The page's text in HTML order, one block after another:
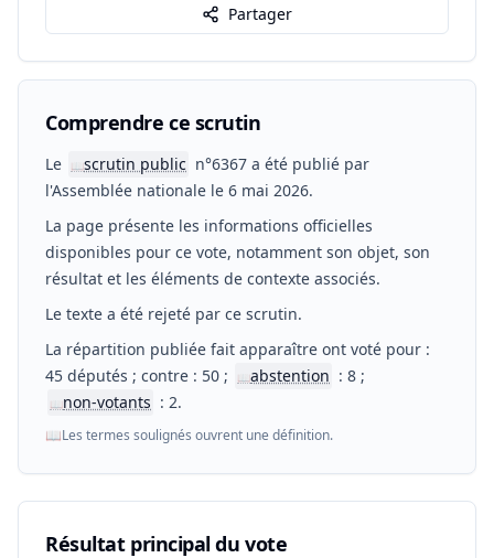
Partager
Comprendre ce scrutin
Le 📖scrutin public n°6367 a été publié par
l'Assemblée nationale le 6 mai 2026.
La page présente les informations officielles
disponibles pour ce vote, notamment son objet, son
résultat et les éléments de contexte associés.
Le texte a été rejeté par ce scrutin.
La répartition publiée fait apparaître ont voté pour :
45 députés ; contre : 50 ;
📖abstention : 8 ;
📖non-votants : 2.
📖Les termes soulignés ouvrent une définition.
Résultat principal du vote